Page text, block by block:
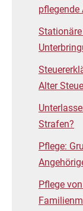
pflegende
Alter
Strafen?
Pflege:
Pflege